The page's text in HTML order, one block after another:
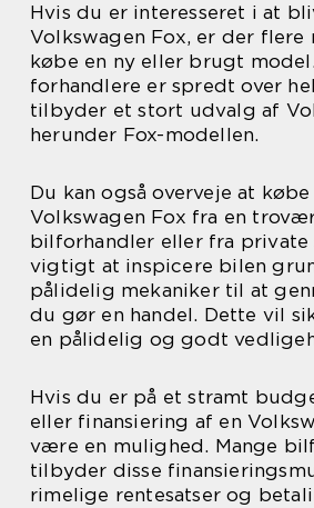
Hvis du er interesseret i at
Volkswagen Fox, er der flere
købe en ny eller brugt
forhandlere er spredt over
tilbyder et stort udvalg af
herunder Fox-modellen.
Du kan også overveje at
Volkswagen Fox fra en
bilforhandler eller fra
vigtigt at inspicere bilen
pålidelig mekaniker til at
du gør en handel. Dette vil
en pålidelig og godt
Hvis du er på et stramt
eller finansiering af en
være en mulighed. Mange
tilbyder disse
rimelige rentesatser og